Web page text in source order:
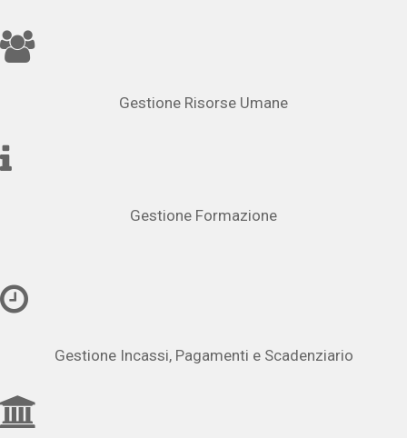
Gestione Risorse Umane
Gestione Formazione
Gestione Incassi, Pagamenti e Scadenziario